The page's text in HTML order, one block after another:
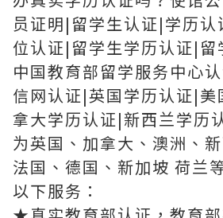
员证明|留学生认证|学历
位认证|留学生学历认证|留
中国教育部留学服务中心
信网认证|英国学历认证|美
拿大学历认证|新西兰学历
为英国、加拿大、澳洲、
法国、德国、新加坡 荷兰
以下服务：